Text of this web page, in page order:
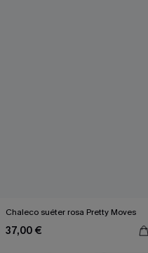
Chaleco suéter rosa Pretty Moves
37,00 €